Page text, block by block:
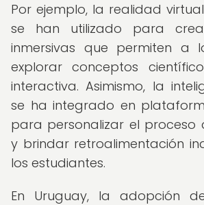
Por ejemplo, la realidad
se han utilizado para
inmersivas que permiten a
explorar conceptos
interactiva. Asimismo, la
se ha integrado en
para personalizar el proceso
y brindar retroalimentación
los estudiantes.
En Uruguay, la adopción